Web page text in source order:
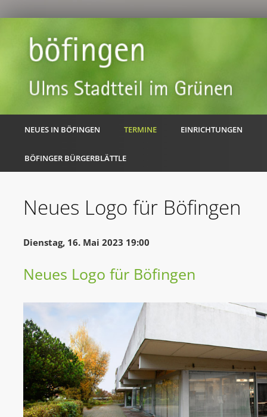
NEUES IN BÖFINGEN TERMINE EINRICHTUNGEN
BÖFINGER BÜRGERBLÄTTLE
Neues Logo für Böfingen
Dienstag, 16. Mai 2023 19:00
Neues Logo für Böfingen